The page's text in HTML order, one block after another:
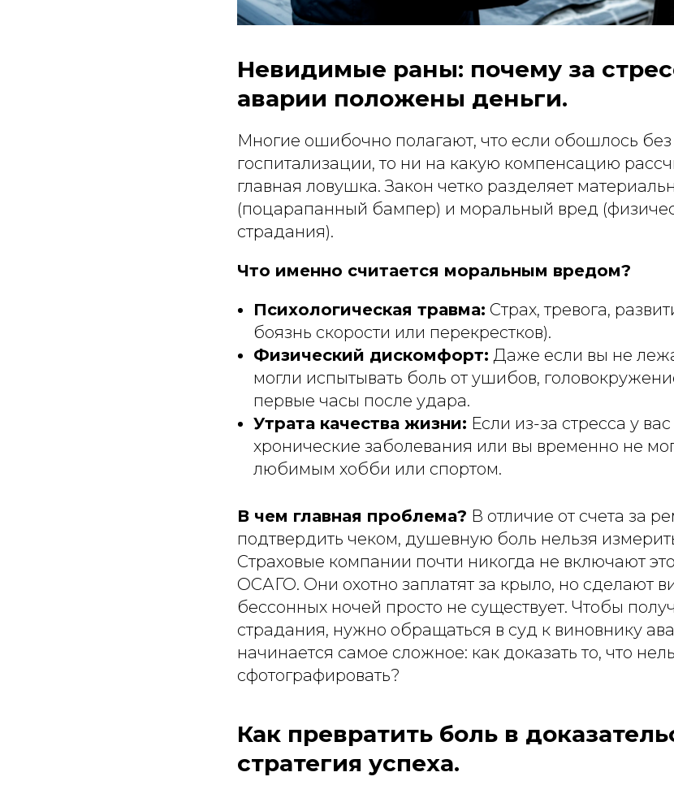
Невидимые раны: почему за
аварии положены деньги.
Многие ошибочно полагают, что если обошлось
госпитализации, то ни на какую компенсацию
главная ловушка. Закон четко разделяет
(поцарапанный бампер) и моральный вред
страдания).
Что именно считается моральным вредом?
Психологическая травма: Страх, тревога,
боязнь скорости или перекрестков).
Физический дискомфорт: Даже если вы не
могли испытывать боль от ушибов,
первые часы после удара.
Утрата качества жизни: Если из-за стресса у
хронические заболевания или вы временно не
любимым хобби или спортом.
В чем главная проблема? В отличие от счета за
подтвердить чеком, душевную боль нельзя
Страховые компании почти никогда не включают
ОСАГО. Они охотно заплатят за крыло, но сделают
бессонных ночей просто не существует. Чтобы
страдания, нужно обращаться в суд к виновнику
начинается самое сложное: как доказать то, что
сфотографировать?
Как превратить боль в
стратегия успеха.